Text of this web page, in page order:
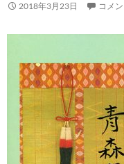
2018年3月23日 コメ